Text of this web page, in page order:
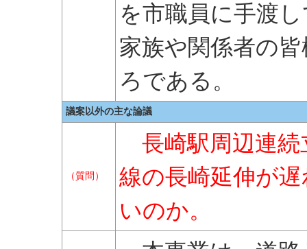
を市職員に手渡
家族や関係者の
ろである。
議案以外の主な論議
（質問）
長崎駅周辺連続
線の長崎延伸が
いのか。